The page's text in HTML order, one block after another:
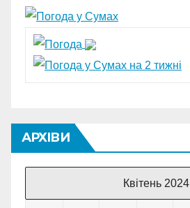
АРХІВИ
Квітень 2024